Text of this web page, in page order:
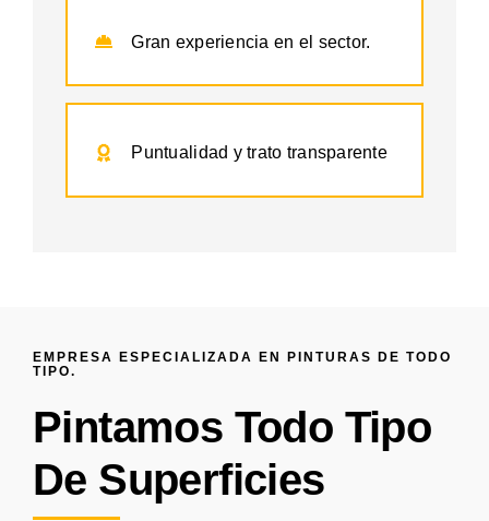
Gran experiencia en el sector.
Puntualidad y trato transparente
EMPRESA ESPECIALIZADA EN PINTURAS DE TODO
TIPO.
Pintamos Todo Tipo
De Superficies